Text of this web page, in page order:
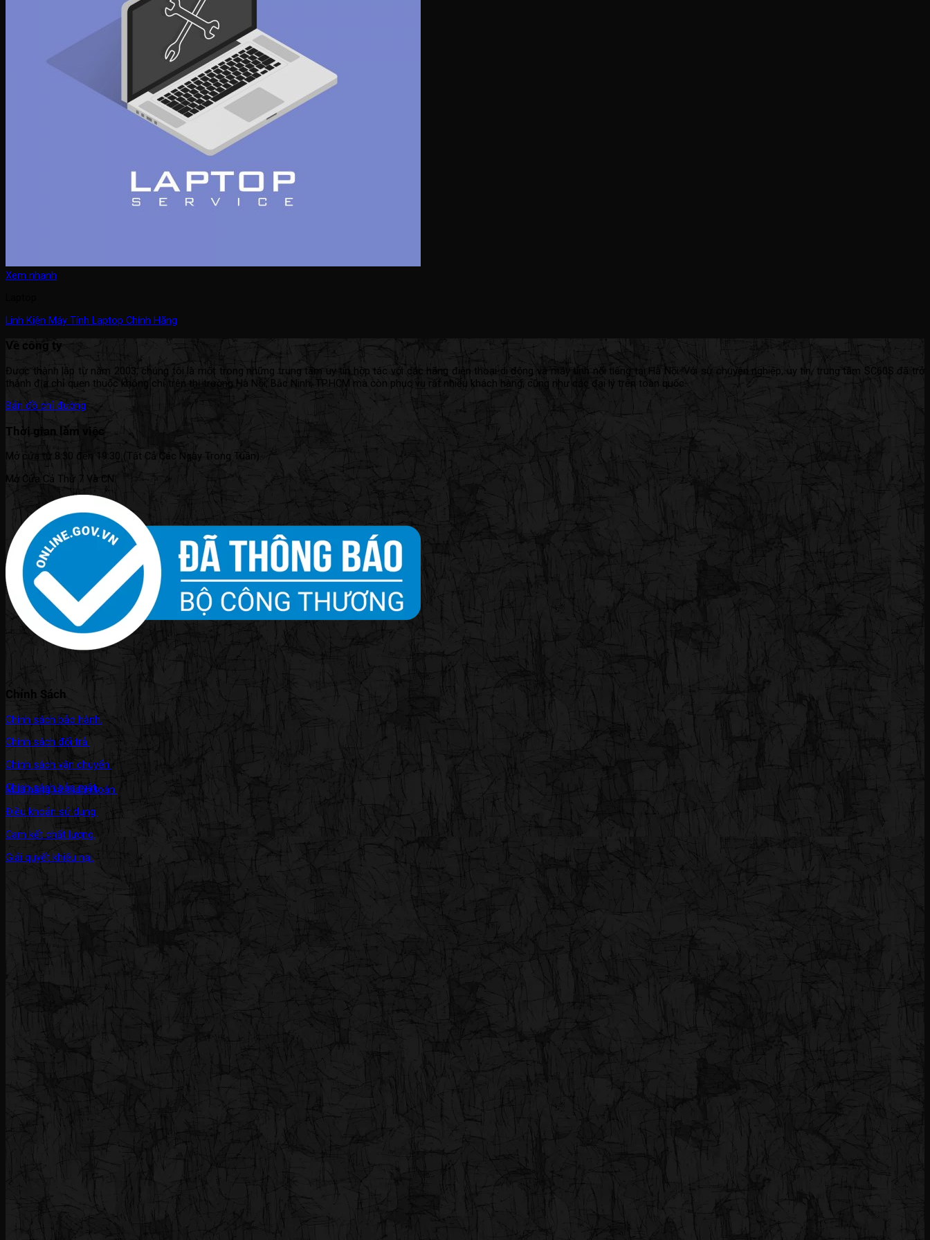
Xem nhanh
Linh Kiện Máy Tính Laptop Chính Hãng
Về công ty
Được thành lập từ năm 2003, chúng tôi là một trong những trung tâm uy tín hợp tác với các hãng điện thoại di động và máy tính nổi tiếng tại Hà Nội. Với sự chuyên nghiệp, uy tín, trung tâm SC60S đã trở
thành địa chỉ quen thuộc không chỉ trên thị trường Hà Nội, Bắc Ninh, TP.HCM mà còn phục vụ rất nhiều khách hàng, cũng như các đại lý trên toàn quốc.
Bản đồ chỉ đường
Thời gian làm việc
Mở cửa từ 8:30 đến 19:30 (Tất Cả Các Ngày Trong Tuần).
Mở Cửa Cả Thứ 7 Và CN.
Chính Sách
Chính sách bảo hành.
Chính sách đổi trả.
Chính sách vận chuyển.
Chính sách bảo mật.
Mua hàng và thanh toán.
Điều khoản sử dụng.
Cam kết chất lượng.
Giải quyết khiếu nại.